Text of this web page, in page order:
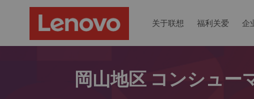
关于联想 福利关爱 企
岡山地区 コンシュー